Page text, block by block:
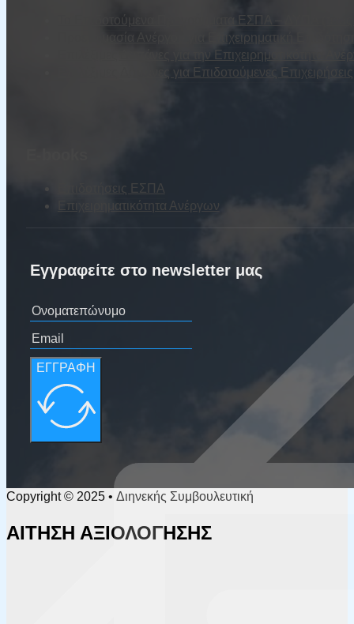
Τα Επιδοτούμενα Προγράμματα ΕΣΠΑ – ΔΥΠΑ
Προετοιμασία Ανέργου για Επιχειρηματική
Επιλέξιμες Δαπάνες για την Επιχειρηματικότητα
Επιλέξιμες Δαπάνες για Επιδοτούμενες
Επιδοτήσεις ΕΣΠΑ
Επιχειρηματικότητα Ανέργων
Εγγραφείτε στο newsletter μας
ΕΓΓΡΑΦΗ
Copyright © 2025 • Διηνεκής Συμβουλευτική
ΑΙΤΗΣΗ ΑΞΙΟΛΟΓΗΣΗΣ